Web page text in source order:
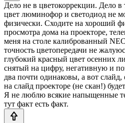
Дело не в цветокоррекции. Дело
цвет люминофор и светодиод не
физически. Сходите на хороший
просмотра дома на проекторе,
меня на столе калиброванный
точность цветопередачи не
глубокий красный цвет осенних
снятый на цифру, негативную и
два почти одинаковы, а вот
на слайд проекторе (не скан!)
Я не люблю всякие напыщенные
тут факт есть факт.